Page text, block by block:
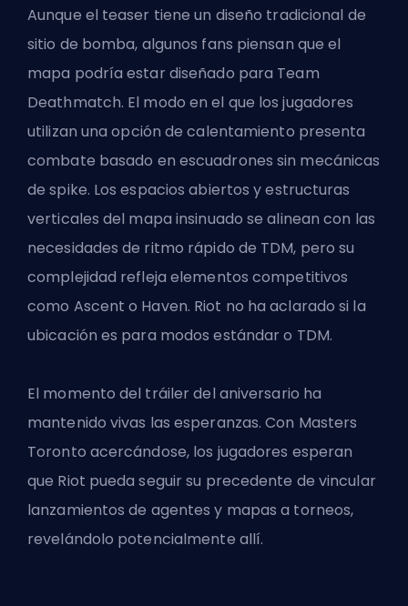
Aunque el teaser tiene un diseño tradicional de
sitio de bomba, algunos fans piensan que el
mapa podría estar diseñado para Team
Deathmatch. El modo en el que los jugadores
utilizan una opción de calentamiento presenta
combate basado en escuadrones sin mecánicas
de spike. Los espacios abiertos y estructuras
verticales del mapa insinuado se alinean con las
necesidades de ritmo rápido de TDM, pero su
complejidad refleja elementos competitivos
como Ascent o Haven. Riot no ha aclarado si la
ubicación es para modos estándar o TDM.
El momento del tráiler del aniversario ha
mantenido vivas las esperanzas. Con Masters
Toronto acercándose, los jugadores esperan
que Riot pueda seguir su precedente de vincular
lanzamientos de agentes y mapas a torneos,
revelándolo potencialmente allí.